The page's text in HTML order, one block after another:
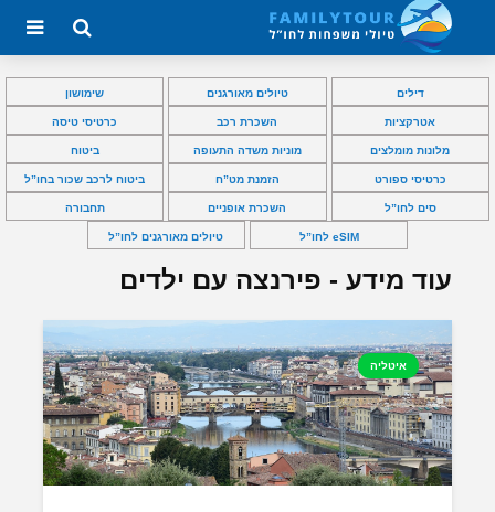
דילים טיולים מאורגנים שימושון
אטרקציות השכרת רכב כרטיסי טיסה
מלונות מומלצים מוניות משדה התעופה ביטוח
כרטיסי ספורט הזמנת מט”ח ביטוח לרכב שכור בחו”ל
סים לחו”ל השכרת אופניים תחבורה
eSIM לחו”ל טיולים מאורגנים לחו”ל
עוד מידע - פירנצה עם ילדים
איטליה